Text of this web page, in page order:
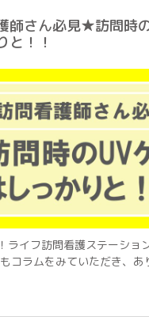
師さん必見★訪問時
と！！
ライフ訪問看護ステーショ
コラムをみていただき、